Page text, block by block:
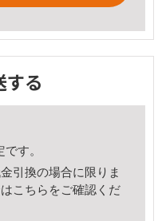
する
す。
引換の場合に限りま
こちら をご確認くだ